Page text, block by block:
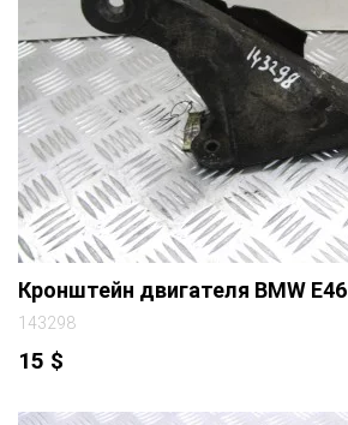
Кронштейн двигателя BMW E46
143298
15 $